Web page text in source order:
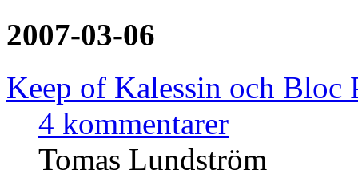
2007-03-06
Keep of Kalessin och
4 kommentarer
Tomas Lundström